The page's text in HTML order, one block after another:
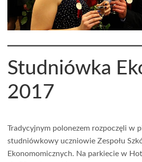
Studniówka
2017
Tradycyjnym polonezem rozpoczęli w
studniówkowy uczniowie Zespołu
Ekonomomicznych. Na parkiecie w